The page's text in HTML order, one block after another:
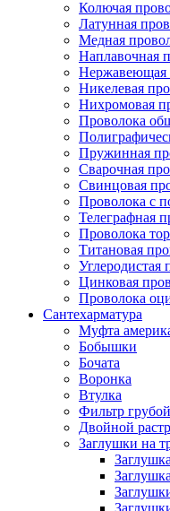
Колючая
Латунная
Медная
Наплавочная
Нержавеющая
Никелевая
Нихромовая
Проволока
Пружинная
Сварочная
Свинцовая
Проволока с
Телеграфная
Проволока
Титановая
Углеродистая
Цинковая
Проволока
Сантехарматура
Муфта
Бобышки
Бочата
Воронка
Втулка
Фильтр
Двойной
Заглушки на